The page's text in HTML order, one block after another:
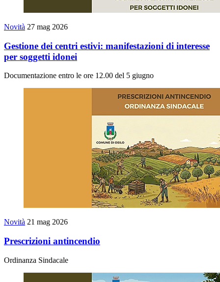
Novità 27 mag 2026
Gestione dei centri estivi: manifestazioni di interesse
per soggetti idonei
Documentazione entro le ore 12.00 del 5 giugno
Novità 21 mag 2026
Prescrizioni antincendio
Ordinanza Sindacale